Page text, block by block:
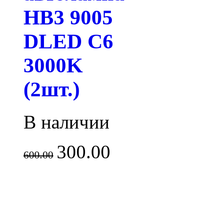
HB3 9005
DLED C6
3000K
(2шт.)
В наличии
600.00 300.00